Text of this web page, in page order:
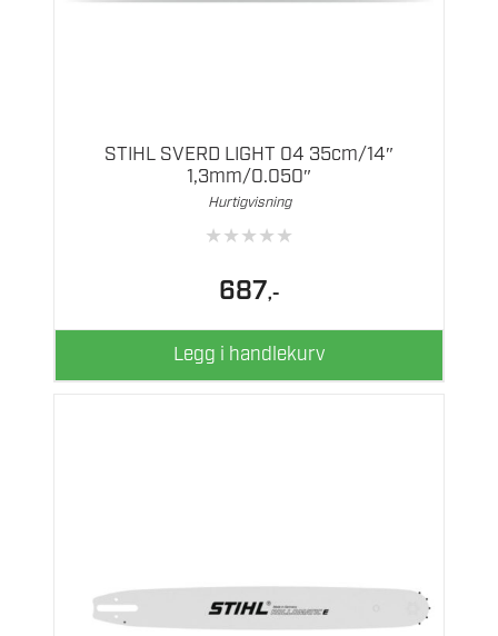
STIHL SVERD LIGHT 04 35cm/14″
1,3mm/0.050″
Hurtigvisning
★★★★★
687,-
Legg i handlekurv